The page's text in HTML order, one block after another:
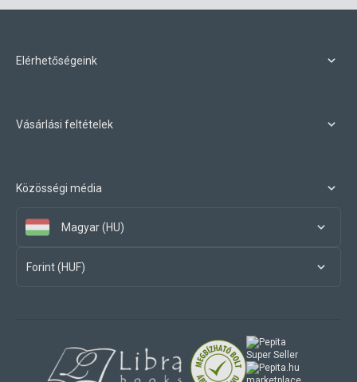
Elérhetőségeink
Vásárlási feltételek
Közösségi média
Magyar (HU)
Forint (HUF)